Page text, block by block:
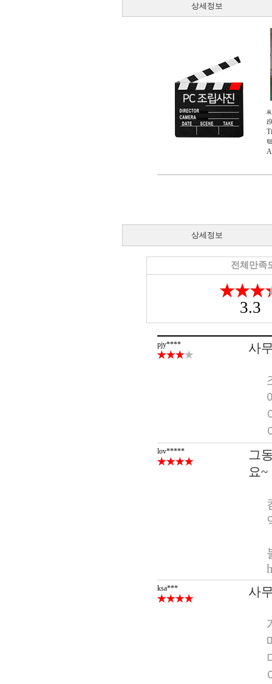
상세정보
상세정보
전체만족
3.3
pjy**** 사
lov*****
그
요~
ksa*** 사